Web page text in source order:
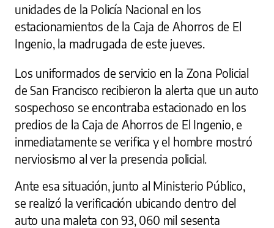
unidades de la Policía Nacional en los
estacionamientos de la Caja de Ahorros de El
Ingenio, la madrugada de este jueves.
Los uniformados de servicio en la Zona Policial
de San Francisco recibieron la alerta que un auto
sospechoso se encontraba estacionado en los
predios de la Caja de Ahorros de El Ingenio, e
inmediatamente se verifica y el hombre mostró
nerviosismo al ver la presencia policial.
Ante esa situación, junto al Ministerio Público,
se realizó la verificación ubicando dentro del
auto una maleta con 93, 060 mil sesenta